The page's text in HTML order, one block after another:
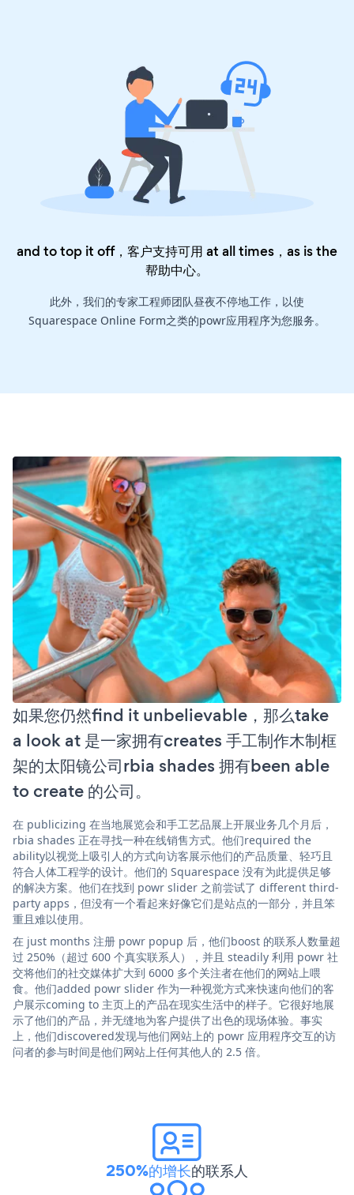
and to top it off，客户支持可用 at all times，as is the
帮助中心。
此外，我们的专家工程师团队昼夜不停地工作，以使
Squarespace Online Form之类的powr应用程序为您服务。
如果您仍然find it unbelievable，那么take
a look at 是一家拥有creates 手工制作木制框
架的太阳镜公司rbia shades 拥有been able
to create 的公司。
在 publicizing 在当地展览会和手工艺品展上开展业务几个月后，
rbia shades 正在寻找一种在线销售方式。他们required the
ability以视觉上吸引人的方式向访客展示他们的产品质量、轻巧且
符合人体工程学的设计。他们的 Squarespace 没有为此提供足够
的解决方案。他们在找到 powr slider 之前尝试了 different third-
party apps，但没有一个看起来好像它们是站点的一部分，并且笨
重且难以使用。
在 just months 注册 powr popup 后，他们boost 的联系人数量超
过 250%（超过 600 个真实联系人），并且 steadily 利用 powr 社
交将他们的社交媒体扩大到 6000 多个关注者在他们的网站上喂
食。他们added powr slider 作为一种视觉方式来快速向他们的客
户展示coming to 主页上的产品在现实生活中的样子。它很好地展
示了他们的产品，并无缝地为客户提供了出色的现场体验。事实
上，他们discovered发现与他们网站上的 powr 应用程序交互的访
问者的参与时间是他们网站上任何其他人的 2.5 倍。
250%的增长的联系人